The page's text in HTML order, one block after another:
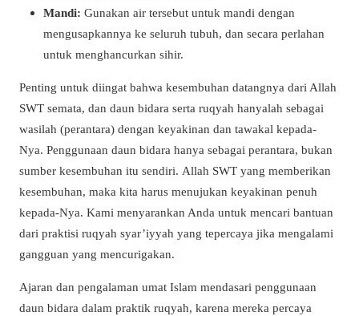
Mandi: Gunakan air tersebut untuk mandi dengan
mengusapkannya ke seluruh tubuh, dan secara perlahan
untuk menghancurkan sihir.
Penting untuk diingat bahwa kesembuhan datangnya dari Allah
SWT semata, dan daun bidara serta ruqyah hanyalah sebagai
wasilah (perantara) dengan keyakinan dan tawakal kepada-
Nya. Penggunaan daun bidara hanya sebagai perantara, bukan
sumber kesembuhan itu sendiri. Allah SWT yang memberikan
kesembuhan, maka kita harus menujukan keyakinan penuh
kepada-Nya. Kami menyarankan Anda untuk mencari bantuan
dari praktisi ruqyah syar’iyyah yang tepercaya jika mengalami
gangguan yang mencurigakan.
Ajaran dan pengalaman umat Islam mendasari penggunaan
daun bidara dalam praktik ruqyah, karena mereka percaya